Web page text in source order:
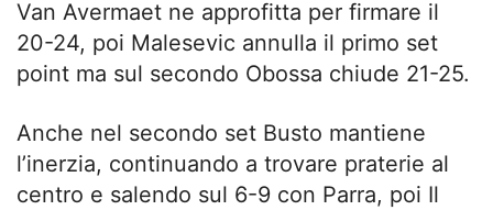
Van Avermaet ne approfitta per firmare il
20-24, poi Malesevic annulla il primo set
point ma sul secondo Obossa chiude 21-25.
Anche nel secondo set Busto mantiene
l’inerzia, continuando a trovare praterie al
centro e salendo sul 6-9 con Parra, poi Il